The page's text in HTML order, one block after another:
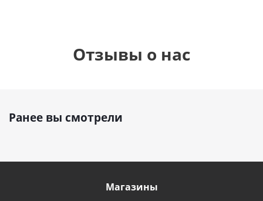
Отзывы о нас
Ранее вы смотрели
Магазины